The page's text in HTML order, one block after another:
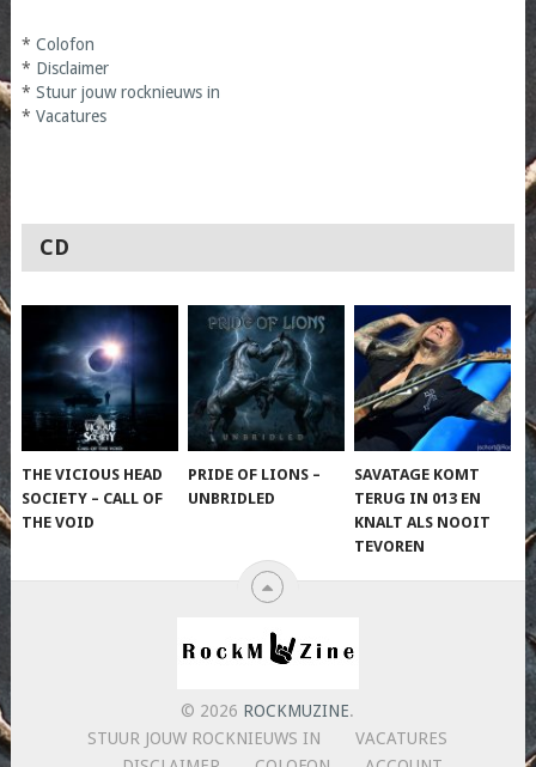
* Colofon
* Disclaimer
* Stuur jouw rocknieuws in
* Vacatures
CD
THE VICIOUS HEAD
SOCIETY – CALL OF
THE VOID
PRIDE OF LIONS –
UNBRIDLED
SAVATAGE KOMT
TERUG IN 013 EN
KNALT ALS NOOIT
TEVOREN
© 2026 ROCKMUZINE.
STUUR JOUW ROCKNIEUWS IN
VACATURES